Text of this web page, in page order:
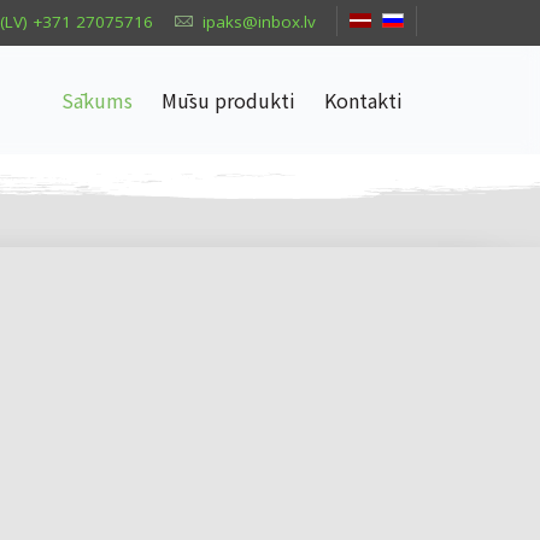
(LV) +371 27075716 ipaks@inbox.lv
Sākums Mūsu produkti Kontakti